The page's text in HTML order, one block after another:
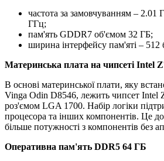
частота за замовчуванням – 2.01
ГГц;
пам'ять GDDR7 об'ємом 32 ГБ;
ширина інтерфейсу пам'яті – 512
Материнська плата на чипсеті Intel
В основі материнської плати, яку
Vinga Odin D8546, лежить чипсет Intel
роз'ємом LGA 1700. Набір логіки
процесора та інших компонентів. Це
більше потужності з компонентів без
Оперативна пам'ять DDR5 64 ГБ